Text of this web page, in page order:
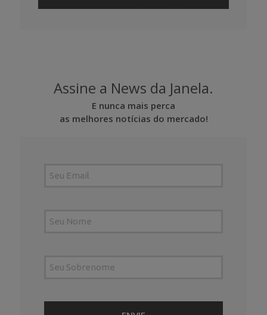
Assine a News da Janela.
E nunca mais perca
as melhores notícias do mercado!